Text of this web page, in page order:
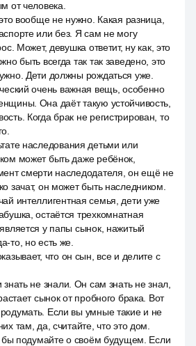
от человека.
вообще не нужно. Какая разница,
или без. Я сам не могу
Может, девушка ответит, ну как, это
быть всегда так так заведено, это
Дети должны рождаться уже.
очень важная вещь, особенно
Она даёт такую устойчивость,
Когда брак не регистрирован, то
наследования детьми или
может быть даже ребёнок,
смерти наследодателя, он ещё не
зачат, он может быть наследником.
интеллигентная семья, дети уже
остаётся трехкомнатная
у папы сынок, нажитый
то, но есть же.
что он сын, все и делите с
не знали. Он сам знать не знал,
сынок от пробного брака. Вот
Если вы умные такие и не
там, да, считайте, что это дом.
бы подумайте о своём будущем. Если